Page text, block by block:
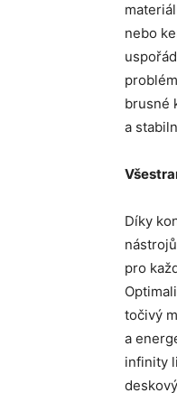
nebo
brusné
a
Díky
pro
točivý
a
infinity